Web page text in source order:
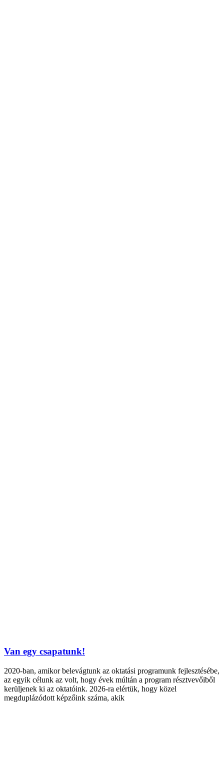
Van egy csapatunk!
2020-ban, amikor belevágtunk az oktatási programunk fejlesztésébe,
az egyik célunk az volt, hogy évek múltán a program résztvevőiből
kerüljenek ki az oktatóink. 2026-ra elértük, hogy közel
megduplázódott képzőink száma, akik